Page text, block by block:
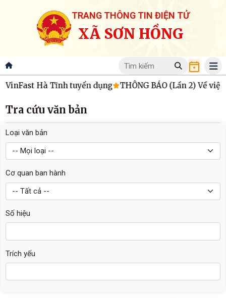
TRANG THÔNG TIN ĐIỆN TỬ
XÃ SƠN HỒNG
VinFast Hà Tĩnh tuyển dụng THÔNG BÁO (Lần 2) Về
Tra cứu văn bản
Loại văn bản
Cơ quan ban hành
Số hiệu
Trích yếu